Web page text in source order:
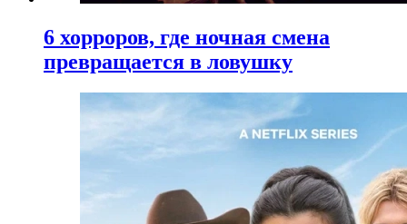
6 хорроров, где ночная смена
превращается в ловушку